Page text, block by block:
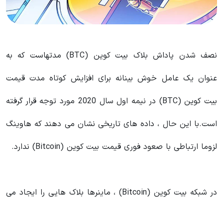
نصف شدن پاداش بلاک بیت کوین (BTC) مدتهاست که به
عنوان یک عامل خوش بینانه برای افزایش کوتاه مدت قیمت
بیت کوین (BTC) در نیمه اول سال 2020 مورد توجه قرار گرفته
است.با این حال ، داده های تاریخی نشان می دهند که هاوینگ
لزوما ارتباطی با صعود فوری قیمت بیت کوین (Bitcoin) ندارد.
در شبکه بیت کوین (Bitcoin) ، ماینرها بلاک هایی را ایجاد می